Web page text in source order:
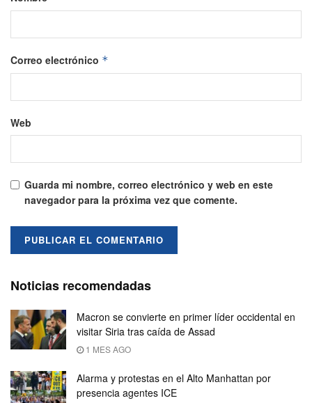
Correo electrónico *
Web
Guarda mi nombre, correo electrónico y web en este
navegador para la próxima vez que comente.
Noticias recomendadas
Macron se convierte en primer líder occidental en
visitar Siria tras caída de Assad
1 MES AGO
Alarma y protestas en el Alto Manhattan por
presencia agentes ICE